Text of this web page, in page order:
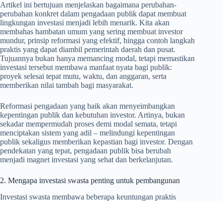
Artikel ini bertujuan menjelaskan bagaimana perubahan-
perubahan konkret dalam pengadaan publik dapat membuat
lingkungan investasi menjadi lebih menarik. Kita akan
membahas hambatan umum yang sering membuat investor
mundur, prinsip reformasi yang efektif, hingga contoh langkah
praktis yang dapat diambil pemerintah daerah dan pusat.
Tujuannya bukan hanya memancing modal, tetapi memastikan
investasi tersebut membawa manfaat nyata bagi publik:
proyek selesai tepat mutu, waktu, dan anggaran, serta
memberikan nilai tambah bagi masyarakat.
Reformasi pengadaan yang baik akan menyeimbangkan
kepentingan publik dan kebutuhan investor. Artinya, bukan
sekadar mempermudah proses demi modal semata, tetapi
menciptakan sistem yang adil – melindungi kepentingan
publik sekaligus memberikan kepastian bagi investor. Dengan
pendekatan yang tepat, pengadaan publik bisa berubah
menjadi magnet investasi yang sehat dan berkelanjutan.
2. Mengapa investasi swasta penting untuk pembangunan
Investasi swasta membawa beberapa keuntungan praktis